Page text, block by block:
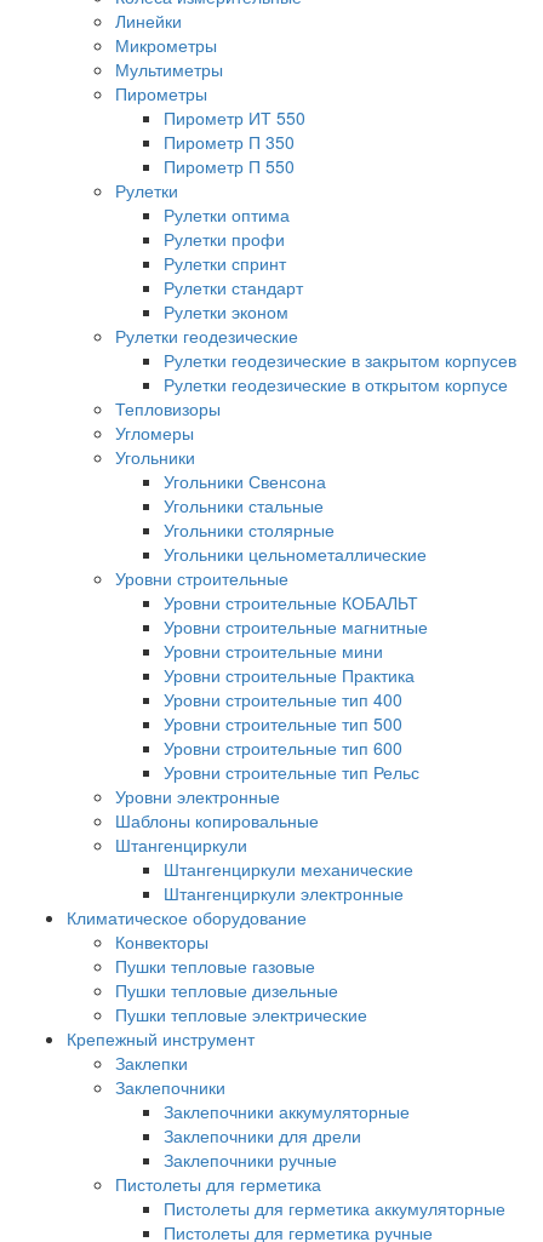
Линейки
Микрометры
Мультиметры
Пирометры
Пирометр ИТ 550
Пирометр П 350
Пирометр П 550
Рулетки
Рулетки оптима
Рулетки профи
Рулетки спринт
Рулетки стандарт
Рулетки эконом
Рулетки геодезические
Рулетки геодезические в закрытом корпусев
Рулетки геодезические в открытом корпусе
Тепловизоры
Угломеры
Угольники
Угольники Свенсона
Угольники стальные
Угольники столярные
Угольники цельнометаллические
Уровни строительные
Уровни строительные КОБАЛЬТ
Уровни строительные магнитные
Уровни строительные мини
Уровни строительные Практика
Уровни строительные тип 400
Уровни строительные тип 500
Уровни строительные тип 600
Уровни строительные тип Рельс
Уровни электронные
Шаблоны копировальные
Штангенциркули
Штангенциркули механические
Штангенциркули электронные
Климатическое оборудование
Конвекторы
Пушки тепловые газовые
Пушки тепловые дизельные
Пушки тепловые электрические
Крепежный инструмент
Заклепки
Заклепочники
Заклепочники аккумуляторные
Заклепочники для дрели
Заклепочники ручные
Пистолеты для герметика
Пистолеты для герметика аккумуляторные
Пистолеты для герметика ручные